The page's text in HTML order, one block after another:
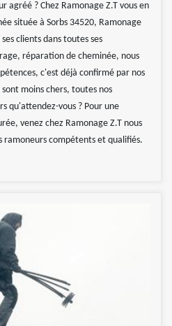
agréé ? Chez Ramonage Z.T vous en
située à Sorbs 34520, Ramonage
clients dans toutes ses
réparation de cheminée, nous
c'est déjà confirmé par nos
moins chers, toutes nos
qu'attendez-vous ? Pour une
venez chez Ramonage Z.T nous
ramoneurs compétents et qualifiés.